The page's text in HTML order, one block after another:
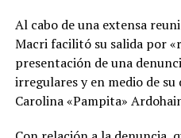
Al cabo de una extensa
Macri facilitó su salida por
presentación de una
irregulares y en medio de
Carolina «Pampita»